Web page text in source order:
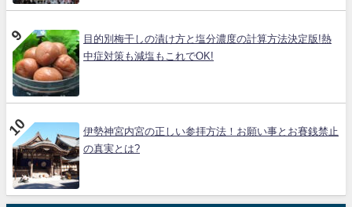
目的別梅干しの漬け方と塩分濃度の計算方法決定版!熱
中症対策も減塩もこれでOK!
伊勢神宮内宮の正しい参拝方法！お願い事とお賽銭禁止
の真実とは?